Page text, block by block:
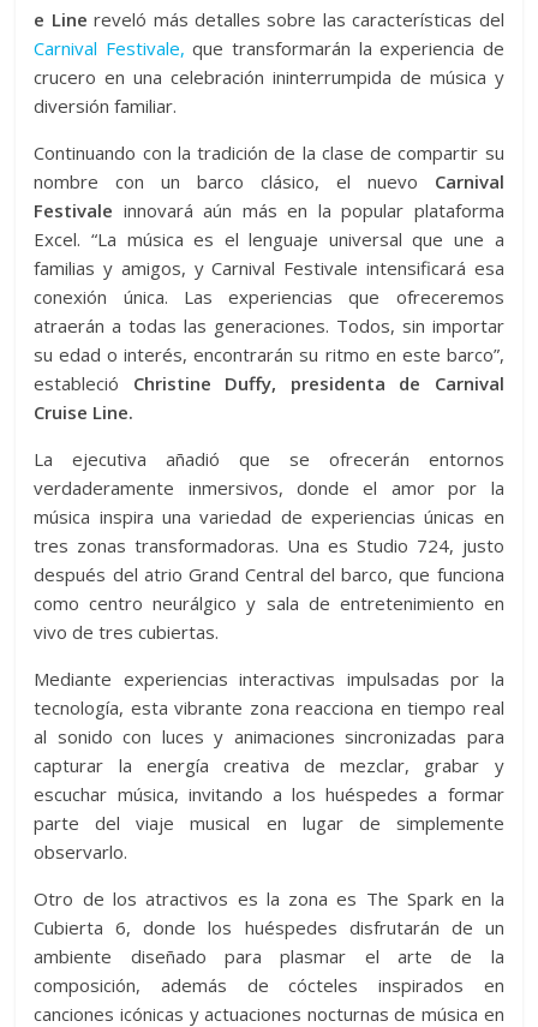
e Line reveló más detalles sobre las características del
Carnival Festivale, que transformarán la experiencia de
crucero en una celebración ininterrumpida de música y
diversión familiar.
Continuando con la tradición de la clase de compartir su
nombre con un barco clásico, el nuevo Carnival
Festivale innovará aún más en la popular plataforma
Excel. “La música es el lenguaje universal que une a
familias y amigos, y Carnival Festivale intensificará esa
conexión única. Las experiencias que ofreceremos
atraerán a todas las generaciones. Todos, sin importar
su edad o interés, encontrarán su ritmo en este barco”,
estableció Christine Duffy, presidenta de Carnival
Cruise Line.
La ejecutiva añadió que se ofrecerán entornos
verdaderamente inmersivos, donde el amor por la
música inspira una variedad de experiencias únicas en
tres zonas transformadoras. Una es Studio 724, justo
después del atrio Grand Central del barco, que funciona
como centro neurálgico y sala de entretenimiento en
vivo de tres cubiertas.
Mediante experiencias interactivas impulsadas por la
tecnología, esta vibrante zona reacciona en tiempo real
al sonido con luces y animaciones sincronizadas para
capturar la energía creativa de mezclar, grabar y
escuchar música, invitando a los huéspedes a formar
parte del viaje musical en lugar de simplemente
observarlo.
Otro de los atractivos es la zona es The Spark en la
Cubierta 6, donde los huéspedes disfrutarán de un
ambiente diseñado para plasmar el arte de la
composición, además de cócteles inspirados en
canciones icónicas y actuaciones nocturnas de música en